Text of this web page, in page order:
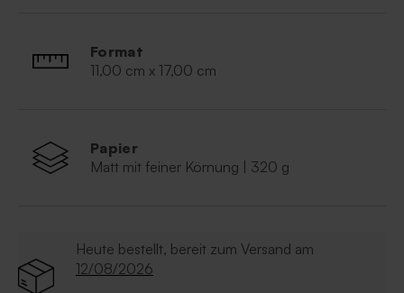
Format
11,00 cm x 17,00 cm
Papier
Matt mit feiner Körnung | 320 g
Heute bestellt, bereit zum Versand am
12/08/2026